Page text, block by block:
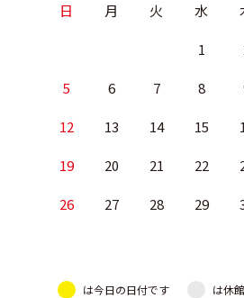
日 月 火 水
1
5 6 7 8
12 13 14 15
19 20 21 22
26 27 28 29
は今日の日付です は休